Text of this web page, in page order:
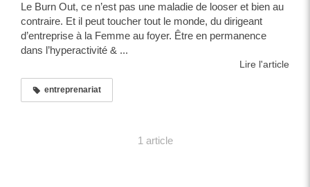
Le Burn Out, ce n’est pas une maladie de looser et bien au
contraire. Et il peut toucher tout le monde, du dirigeant
d’entreprise à la Femme au foyer. Être en permanence
dans l’hyperactivité & ...
Lire l'article
entreprenariat
1 article